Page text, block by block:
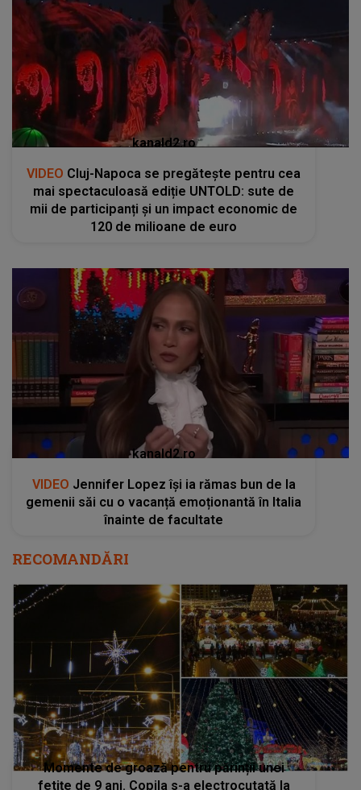
kanald2.ro
VIDEO Cluj-Napoca se pregătește pentru cea
mai spectaculoasă ediție UNTOLD: sute de
mii de participanți și un impact economic de
120 de milioane de euro
kanald2.ro
VIDEO Jennifer Lopez își ia rămas bun de la
gemenii săi cu o vacanță emoționantă în Italia
înainte de facultate
RECOMANDĂRI
Momente de groază pentru părinții unei
fetițe de 9 ani. Copila s-a electrocutată la